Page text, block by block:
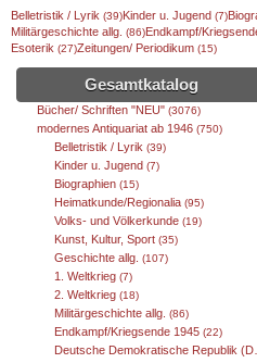
Belletristik / Lyrik (39)Kinder u. Jugend (7)
Militärgeschichte allg. (86)Endkampf/
Esoterik (27)Zeitungen/ Periodikum (15)
Gesamtkatalog
Bücher/ Schriften "NEU" (3076)
modernes Antiquariat ab 1946 (750)
Belletristik / Lyrik (39)
Kinder u. Jugend (7)
Biographien (15)
Heimatkunde/Regionalia (95)
Volks- und Völkerkunde (19)
Kunst, Kultur, Sport (35)
Geschichte allg. (107)
1. Weltkrieg (7)
2. Weltkrieg (18)
Militärgeschichte allg. (86)
Endkampf/Kriegsende 1945 (22)
Deutsche Demokratische Republik (DDR)